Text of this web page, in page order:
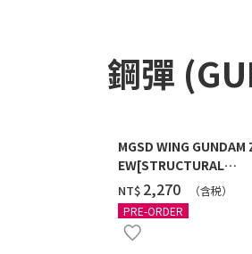
鋼彈
MGSD WING GUNDAM
EW[STRUCTURAL
COATING/BLACK]
NT$ ‌2,270
（含税）
PRE-ORDER